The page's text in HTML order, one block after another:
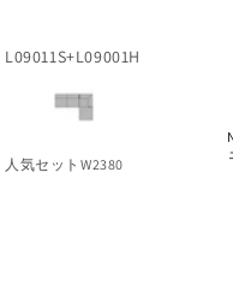
L09011S+L09001H
人気セットW2380